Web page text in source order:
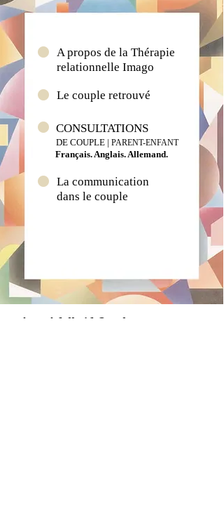
n
n
n
n
A propos de la Thérapie
relationnelle Imago
CONSULTATIONS
Le couple retrouvé
La communication
dans le couple
DE COUPLE | PARENT-ENFANT
Français. Anglais. Allemand.
Avec Adelheid Oesch